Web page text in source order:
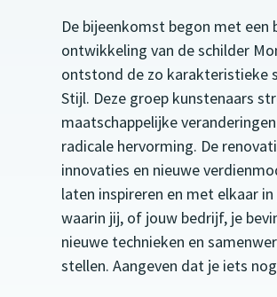
De bijeenkomst begon met
ontwikkeling van de schilder
ontstond de zo karakteristieke
Stijl. Deze groep kunstenaars
maatschappelijke
radicale hervorming. De
innovaties en nieuwe
laten inspireren en met elkaar
waarin jij, of jouw bedrijf, je
nieuwe technieken en
stellen. Aangeven dat je iets